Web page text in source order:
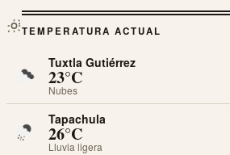
TEMPERATURA ACTUAL
Tuxtla Gutiérrez
23°C
Nubes
Tapachula
26°C
Lluvia ligera